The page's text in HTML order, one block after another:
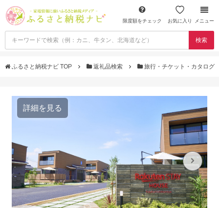
限度額をチェック お気に入り メニュー
検索
ふるさと納税ナビ TOP 返礼品検索 旅行・チケット・カタログ
詳細を見る